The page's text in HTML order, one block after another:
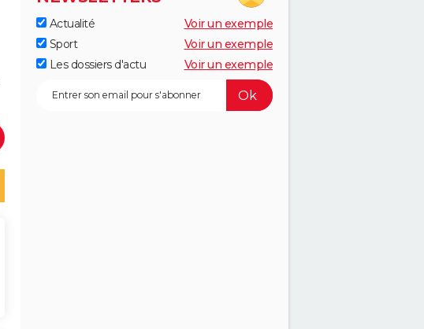
Actualité
Voir un exemple
Sport
Voir un exemple
Les dossiers d'actu
Voir un exemple